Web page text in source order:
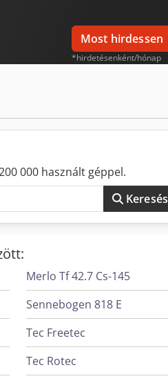
Most hirdessen
*hirdetésenként/hónap
000 használt géppel.
Keresés
Merlo Tf 42.7 Cs-145
Sennebogen 818 E
Tec Freetec
Tec Rotec